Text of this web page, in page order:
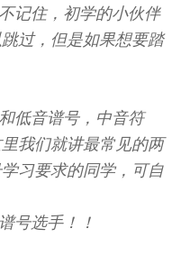
记住，初学的小伙伴
过，但是如果想要踏
低音谱号，中音符
我们就讲最常见的两
习要求的同学，可自
号选手！！